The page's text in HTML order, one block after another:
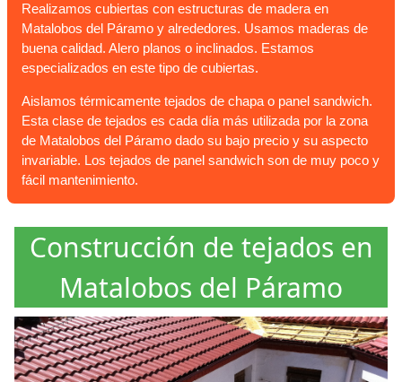
Realizamos cubiertas con estructuras de madera en
Matalobos del Páramo y alrededores. Usamos maderas de
buena calidad. Alero planos o inclinados. Estamos
especializados en este tipo de cubiertas.
Aislamos térmicamente tejados de chapa o panel sandwich.
Esta clase de tejados es cada día más utilizada por la zona
de Matalobos del Páramo dado su bajo precio y su aspecto
invariable. Los tejados de panel sandwich son de muy poco y
fácil mantenimiento.
Construcción de tejados en
Matalobos del Páramo